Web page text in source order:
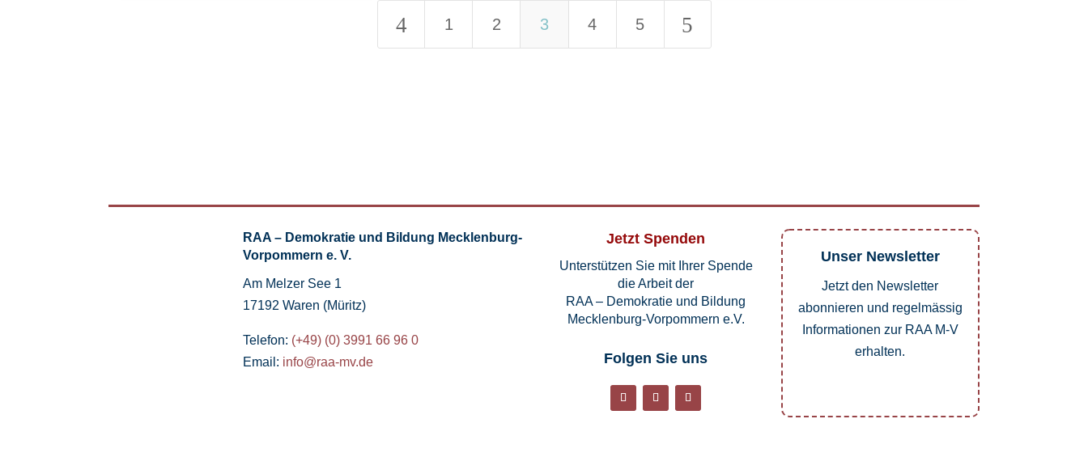
4 1 2 3 4 5 5
RAA – Demokratie und Bildung Mecklenburg-
Vorpommern e. V.
Am Melzer See 1
17192 Waren (Müritz)
Telefon: (+49) (0) 3991 66 96 0
Email: info@raa-mv.de
Jetzt Spenden
Unterstützen Sie mit Ihrer Spende
die Arbeit der
RAA – Demokratie und Bildung
Mecklenburg-Vorpommern e.V.
Folgen Sie uns
Unser Newsletter
Jetzt den Newsletter
abonnieren und regelmässig
Informationen zur RAA M-V
erhalten.